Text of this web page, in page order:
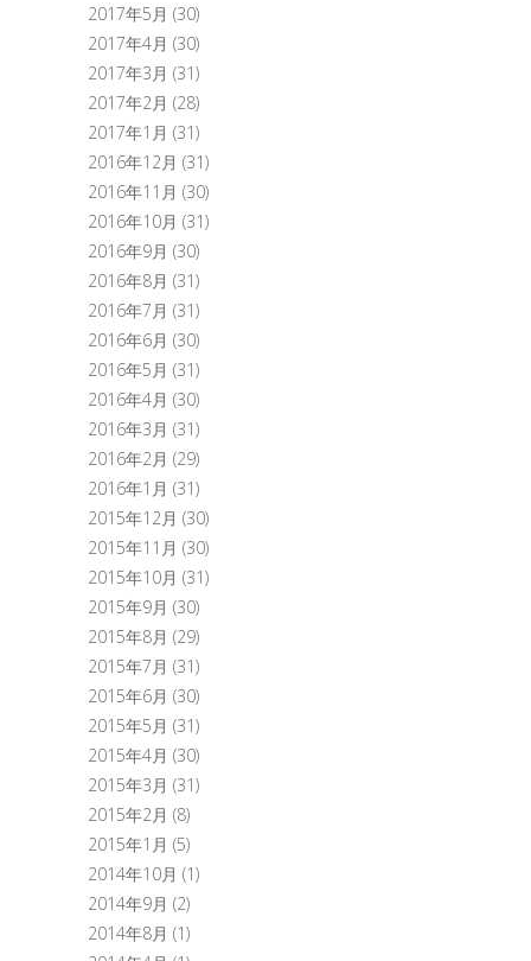
2017年5月 (30)
2017年4月 (30)
2017年3月 (31)
2017年2月 (28)
2017年1月 (31)
2016年12月 (31)
2016年11月 (30)
2016年10月 (31)
2016年9月 (30)
2016年8月 (31)
2016年7月 (31)
2016年6月 (30)
2016年5月 (31)
2016年4月 (30)
2016年3月 (31)
2016年2月 (29)
2016年1月 (31)
2015年12月 (30)
2015年11月 (30)
2015年10月 (31)
2015年9月 (30)
2015年8月 (29)
2015年7月 (31)
2015年6月 (30)
2015年5月 (31)
2015年4月 (30)
2015年3月 (31)
2015年2月 (8)
2015年1月 (5)
2014年10月 (1)
2014年9月 (2)
2014年8月 (1)